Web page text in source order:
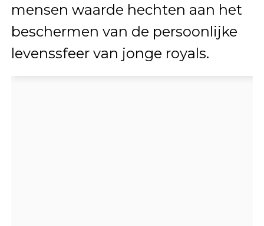
mensen waarde hechten aan het
beschermen van de persoonlijke
levenssfeer van jonge royals.